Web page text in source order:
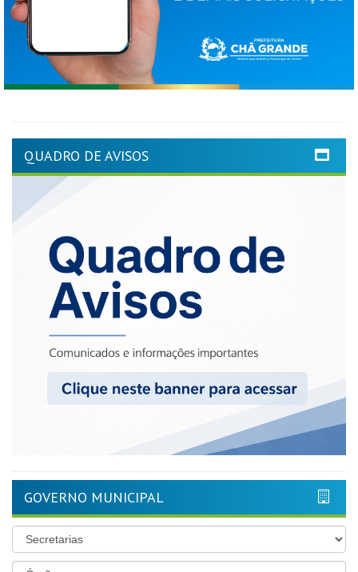
QUADRO DE AVISOS
GOVERNO MUNICIPAL